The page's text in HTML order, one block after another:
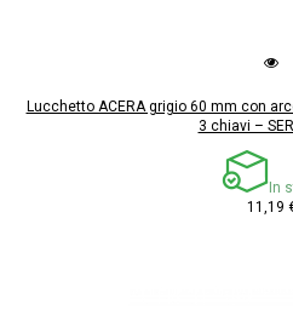
Lucchetto ACERA grigio 60 mm con
3 chiavi –
In
11,19